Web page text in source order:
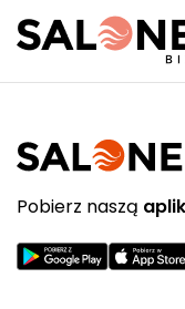
Pobierz naszą